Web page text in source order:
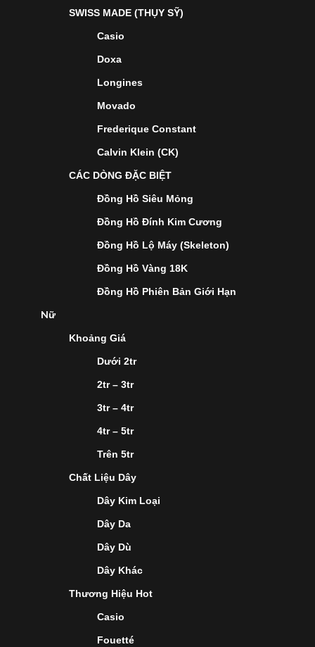
SWISS MADE (THỤY SỸ)
Casio
Doxa
Longines
Movado
Frederique Constant
Calvin Klein (CK)
CÁC DÒNG ĐẶC BIỆT
Đồng Hồ Siêu Mỏng
Đồng Hồ Đính Kim Cương
Đồng Hồ Lộ Máy (Skeleton)
Đồng Hồ Vàng 18K
Đồng Hồ Phiên Bản Giới Hạn
Nữ
Khoảng Giá
Dưới 2tr
2tr – 3tr
3tr – 4tr
4tr – 5tr
Trên 5tr
Chất Liệu Dây
Dây Kim Loại
Dây Da
Dây Dù
Dây Khác
Thương Hiệu Hot
Casio
Fouetté